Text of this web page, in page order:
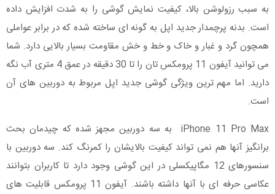
به سبب رزولوشن بالا، کیفیت نمایش گوشی را به شدت افزایش داده
است. بدنه پرچمدار جدید اپل به گونه ای ساخته شده که در برابر عواملی
همچون گرد و غبار و خاک و خط و خش مقاومت بسیار بالایی دارد. شما
می توانید آیفون 11 پرومکس تان را تا 30 دقیقه در عمق 4 متری آب نگه
دارید. اما مهم ترین ویژگی گوشی جدید اپل مربوط به دوربین های آن
است.
iPhone 11 Pro Max به سه دوربین مجهز شده که چیدمان بحث
برانگیز آنها هم نمی تواند کیفیت بالایشان را کمرنگ کند. سه دوربین با
سنسورهای 12 مگاپیکسلی در این گوشی وجود دارد تا کاربران بتوانند
عکاسی حرفه ای با آنها داشته باشند. آیفون 11 پرومکس قابلیت های